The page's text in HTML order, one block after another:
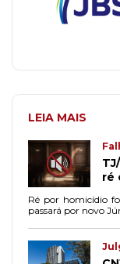
LEIA MAIS
ré
Ré por homicídio
passará por novo